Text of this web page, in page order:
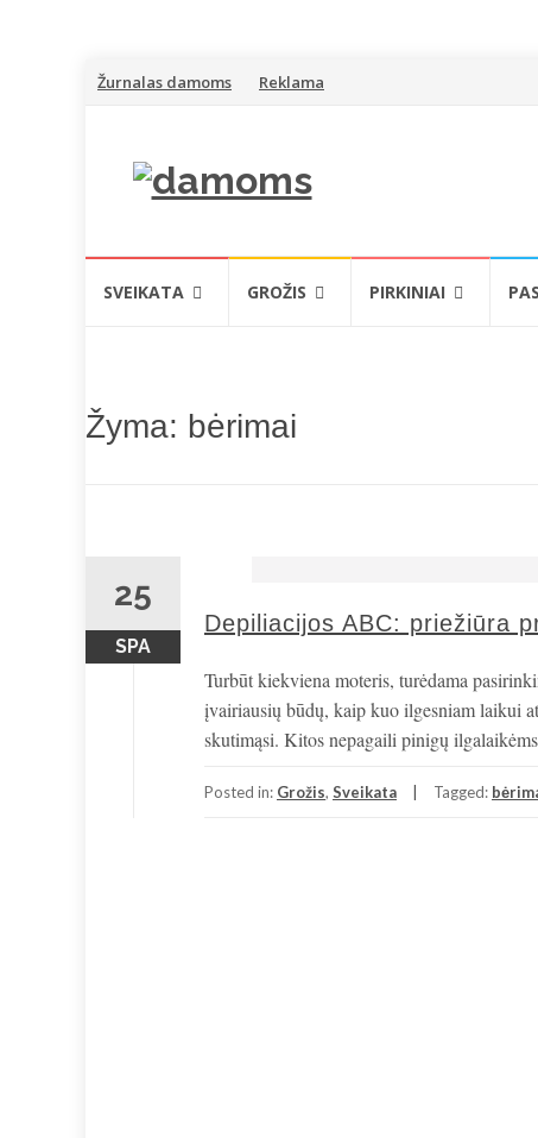
Skip
content
Žurnalas damoms Reklama
SVEIKATA GROŽIS PIRKINIAI
Žyma: bėrimai
25
SPA
Depiliacijos ABC: priežiūra
Turbūt kiekviena moteris, turėdama
įvairiausių būdų, kaip kuo ilgesniam laikui
skutimąsi. Kitos nepagaili pinigų
Posted in: Grožis, Sveikata Tagged: